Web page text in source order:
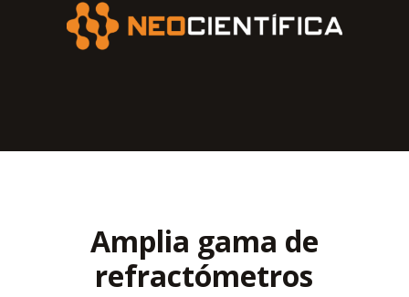
Amplia gama de
refractómetros